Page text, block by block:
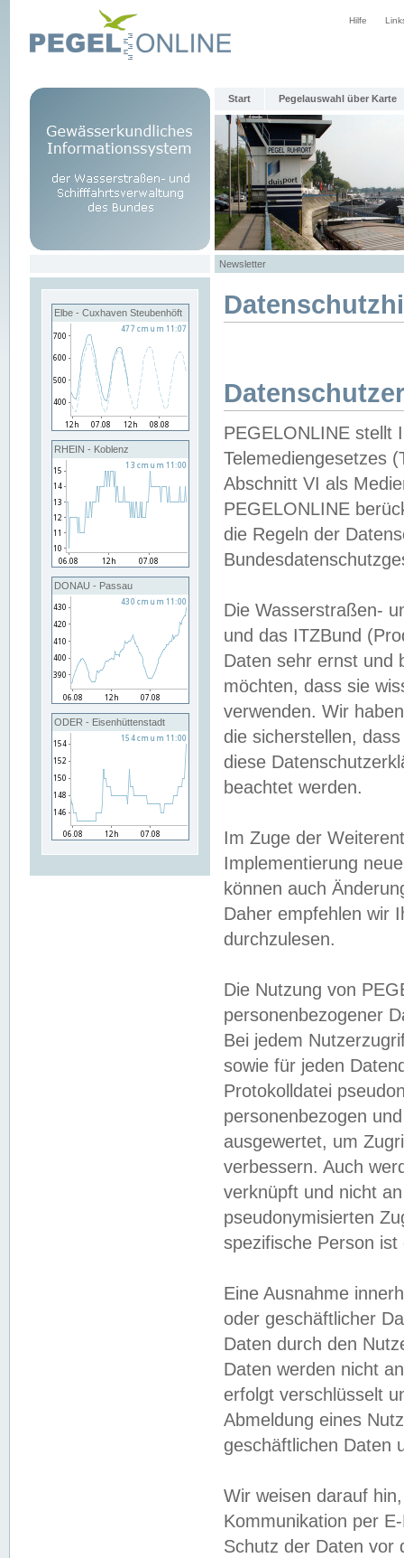
Hilfe
Start Pegelauswahl über Karte
Newsletter
Elbe - Cuxhaven Steubenhöft
RHEIN - Koblenz
DONAU - Passau
ODER - Eisenhüttenstadt
PEGELONLINE stellt
Telemediengesetzes
Abschnitt VI als
PEGELONLINE
die Regeln der
Die Wasserstraßen-
und das ITZBund
Daten sehr ernst und
möchten, dass sie
verwenden. Wir
die sicherstellen,
diese
beachtet werden.
Im Zuge der
Implementierung
können auch
Daher empfehlen wir
durchzulesen.
Die Nutzung von
personenbezogener
Bei jedem
sowie für jeden
Protokolldatei
personenbezogen
ausgewertet, um
verbessern. Auch
verknüpft und nicht
pseudonymisierten
spezifische Person
Eine Ausnahme
oder geschäftlicher
Daten durch den
Daten werden nicht
erfolgt verschlüsselt
Abmeldung eines
geschäftlichen Daten
Wir weisen darauf
Kommunikation per
Schutz der Daten vor